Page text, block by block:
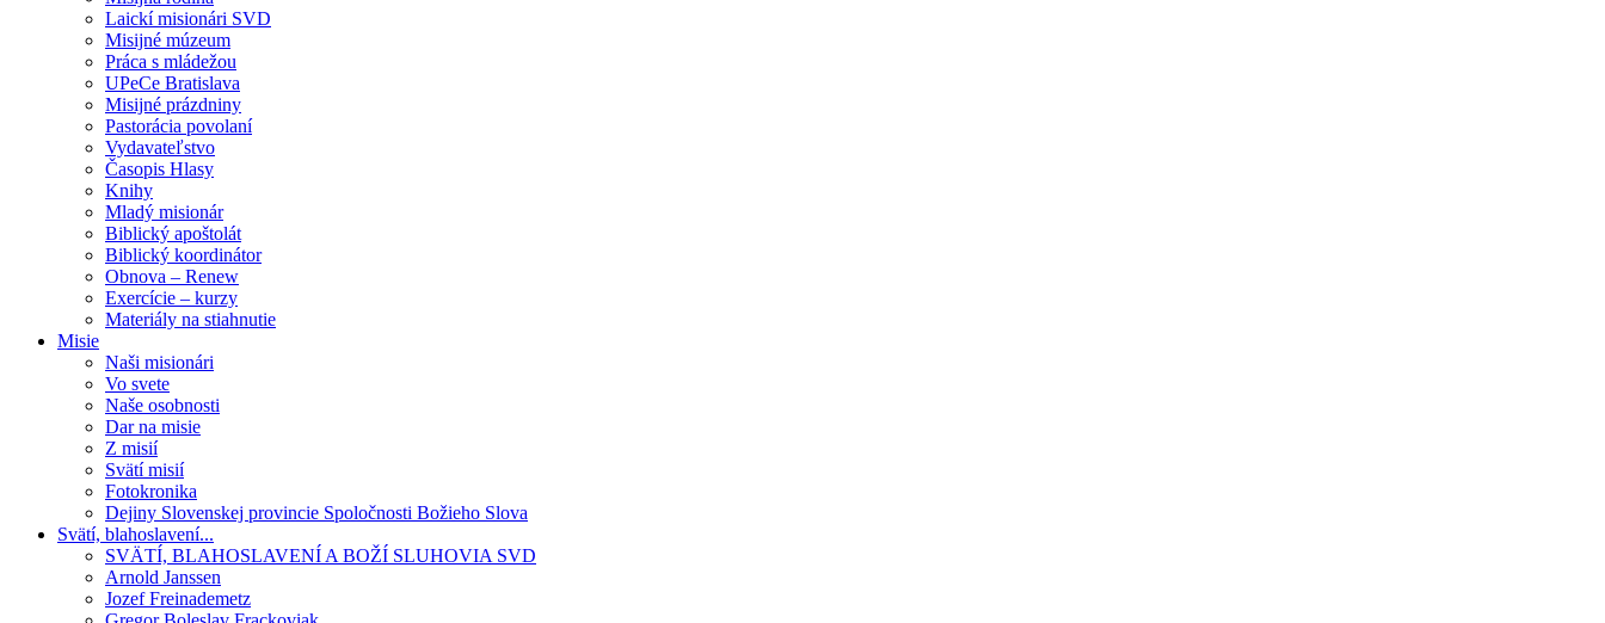
Laickí misionári SVD
Misijné múzeum
Práca s mládežou
UPeCe Bratislava
Misijné prázdniny
Pastorácia povolaní
Vydavateľstvo
Časopis Hlasy
Knihy
Mladý misionár
Biblický apoštolát
Biblický koordinátor
Obnova – Renew
Exercície – kurzy
Materiály na stiahnutie
Misie
Naši misionári
Vo svete
Naše osobnosti
Dar na misie
Z misií
Svätí misií
Fotokronika
Dejiny Slovenskej provincie Spoločnosti Božieho Slova
Svätí, blahoslavení...
SVÄTÍ, BLAHOSLAVENÍ A BOŽÍ SLUHOVIA SVD
Arnold Janssen
Jozef Freinademetz